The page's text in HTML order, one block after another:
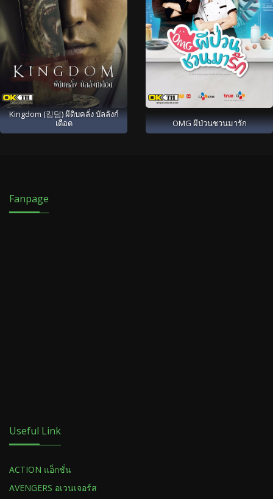
Kingdom (킹덤) ผีดิบคลั่ง บัลลังก์
เดือด
OMG ผีป่วนชวนมารัก
Fanpage
Useful Link
ACTION แอ็กชั่น
AVENGERS อเวนเจอร์ส